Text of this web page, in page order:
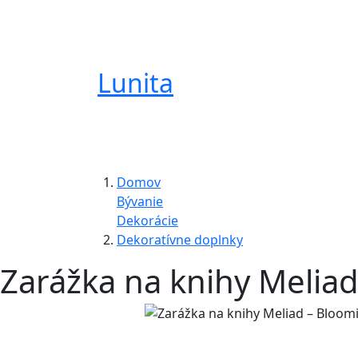
Lunita
Domov
Bývanie
Dekorácie
Dekoratívne doplnky
Zarážka na knihy